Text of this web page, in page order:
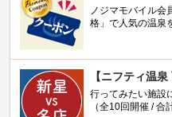
ノジマモバイル
格」で人気の温泉
【ニフティ温泉
行ってみたい施設
（全10回開催 / 合